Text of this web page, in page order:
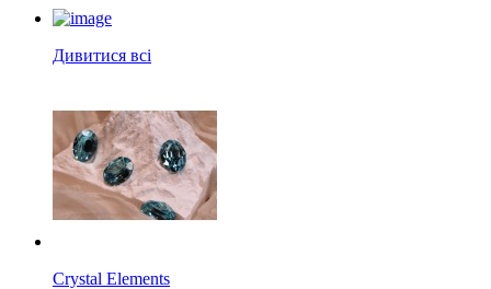
Дивитися всі
Crystal Elements